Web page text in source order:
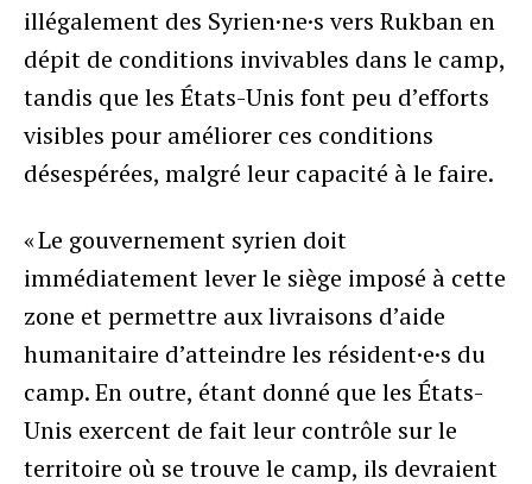
illégalement des Syrien·ne·s vers Rukban en
dépit de conditions invivables dans le camp,
tandis que les États-Unis font peu d’efforts
visibles pour améliorer ces conditions
désespérées, malgré leur capacité à le faire.
« Le gouvernement syrien doit
immédiatement lever le siège imposé à cette
zone et permettre aux livraisons d’aide
humanitaire d’atteindre les résident·e·s du
camp. En outre, étant donné que les États-
Unis exercent de fait leur contrôle sur le
territoire où se trouve le camp, ils devraient